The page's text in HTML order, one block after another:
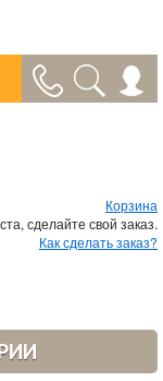
Корзина
сделайте свой заказ.
Как сделать заказ?